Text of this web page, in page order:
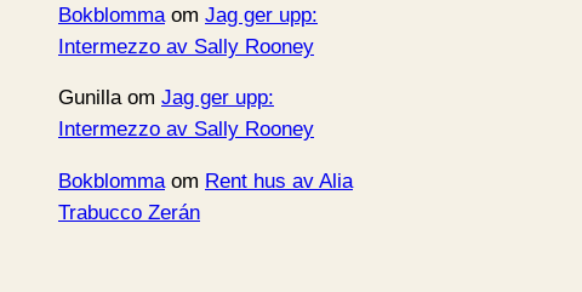
Bokblomma om Jag ger upp:
Intermezzo av Sally Rooney
Gunillaom Jag ger upp:
Intermezzo av Sally Rooney
Bokblommaom Rent hus av Alia
Trabucco Zerán